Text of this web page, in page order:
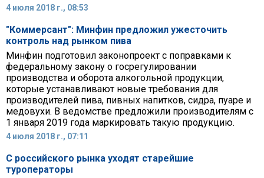
4 июля 2018 г., 08:53
"Коммерсант": Минфин предложил ужесточить
контроль над рынком пива
Минфин подготовил законопроект с поправками к
федеральному закону о госрегулировании
производства и оборота алкогольной продукции,
которые устанавливают новые требования для
производителей пива, пивных напитков, сидра, пуаре и
медовухи. В ведомстве предложили производителям с
1 января 2019 года маркировать такую продукцию.
4 июля 2018 г., 07:11
С российского рынка уходят старейшие
туроператоры